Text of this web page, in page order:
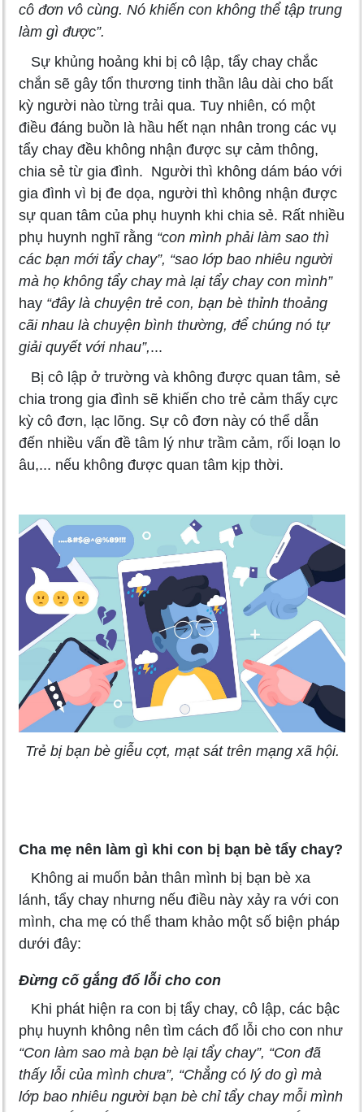
cô đơn vô cùng. Nó khiến con không thể tập trung
làm gì được”.
Sự khủng hoảng khi bị cô lập, tẩy chay chắc
chắn sẽ gây tổn thương tinh thần lâu dài cho bất
kỳ người nào từng trải qua. Tuy nhiên, có một
điều đáng buồn là hầu hết nạn nhân trong các vụ
tẩy chay đều không nhận được sự cảm thông,
chia sẻ từ gia đình. Người thì không dám báo với
gia đình vì bị đe dọa, người thì không nhận được
sự quan tâm của phụ huynh khi chia sẻ. Rất nhiều
phụ huynh nghĩ rằng “con mình phải làm sao thì
các bạn mới tẩy chay”, “sao lớp bao nhiêu người
mà họ không tẩy chay mà lại tẩy chay con mình”
hay “đây là chuyện trẻ con, bạn bè thỉnh thoảng
cãi nhau là chuyện bình thường, để chúng nó tự
giải quyết với nhau”,...
Bị cô lập ở trường và không được quan tâm, sẻ
chia trong gia đình sẽ khiến cho trẻ cảm thấy cực
kỳ cô đơn, lạc lõng. Sự cô đơn này có thể dẫn
đến nhiều vấn đề tâm lý như trầm cảm, rối loạn lo
âu,... nếu không được quan tâm kịp thời.
Trẻ bị bạn bè giễu cợt, mạt sát trên mạng xã hội.
Cha mẹ nên làm gì khi con bị bạn bè tẩy chay?
Không ai muốn bản thân mình bị bạn bè xa
lánh, tẩy chay nhưng nếu điều này xảy ra với con
mình, cha mẹ có thể tham khảo một số biện pháp
dưới đây:
Đừng cố gắng đổ lỗi cho con
Khi phát hiện ra con bị tẩy chay, cô lập, các bậc
phụ huynh không nên tìm cách đổ lỗi cho con như
“Con làm sao mà bạn bè lại tẩy chay”, “Con đã
thấy lỗi của mình chưa”, “Chẳng có lý do gì mà
lớp bao nhiêu người bạn bè chỉ tẩy chay mỗi mình